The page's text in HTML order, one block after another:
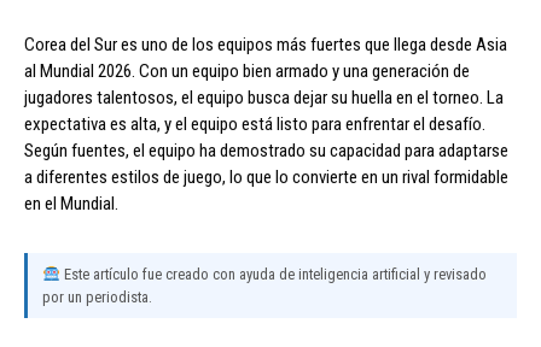
Corea del Sur es uno de los equipos más fuertes que llega desde Asia
al Mundial 2026. Con un equipo bien armado y una generación de
jugadores talentosos, el equipo busca dejar su huella en el torneo. La
expectativa es alta, y el equipo está listo para enfrentar el desafío.
Según fuentes, el equipo ha demostrado su capacidad para adaptarse
a diferentes estilos de juego, lo que lo convierte en un rival formidable
en el Mundial.
Este artículo fue creado con ayuda de inteligencia artificial y revisado
por un periodista.